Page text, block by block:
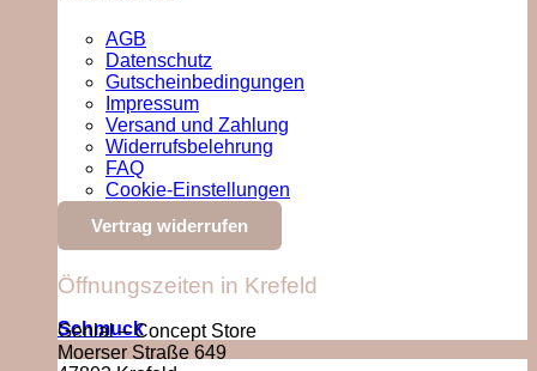
Schmuck
AGB
Datenschutz
Gutscheinbedingungen
Impressum
Versand und Zahlung
Widerrufsbelehrung
FAQ
Cookie-Einstellungen
Vertrag widerrufen
Öffnungszeiten in Krefeld
Genial – Concept Store
Moerser Straße 649